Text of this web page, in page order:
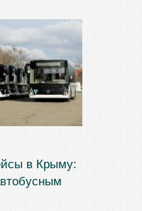
в Крыму: